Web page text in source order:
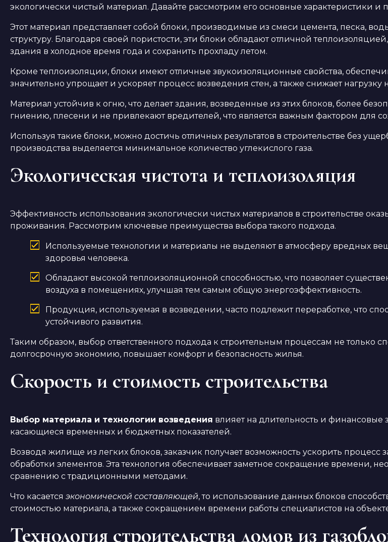
экологически чистый материал. Давайте рассмотрим его основные характеристики и
Этот материал представляет собой блоки, производимые из смеси цемента, песка,
структуру. Благодаря своей пористости, эти блоки обладают отличной
здания в холодное время года и сохранить прохладу летом.
Кроме теплоизоляции, блоки имеют отличные звукоизоляционные свойства,
значительно упрощает и ускоряет процесс возведения стен, а также снижает
Материал устойчив к огню, что делает здания, возведенные из этих блоков, более
гниению, плесени и не привлекают вредителей, что является важным фактором для
Используя такие блоки, можно достичь отличных результатов в строительстве без
производства выделяется минимальное количество углекислого газа.
Экологическая чистота и теплоизоляция
Эффективность использования экологически чистых материалов в строительстве
проживания. Рассмотрим ключевые преимущества выбора такого подхода.
Используемые технологии и материалы не выделяют в атмосферу вредных
здоровья человека.
Обладают высокой теплоизоляционной способностью, что позволяет
воздуха в помещениях, улучшая тем самым общую энергоэффективность.
Продукция, используемая в возведении, часто подлежит переработке, что
устойчивого развития.
Таким образом, выбор ответственного подхода к строительным процессам не только
долгосрочную экономию, повышает комфорт и безопасность жилья.
Скорость и стоимость строительства
Выбор материала и технологии возведения влияет на длительность и
касающиеся временных и бюджетных показателей.
Возводя жилище из легких блоков, заказчик получает возможность ускорить
обработки элементов. Эта технология обеспечивает заметное сокращение времени,
сравнению с традиционными методами.
Что касается экономической составляющей, то использование данных блоков
стоимостью материала, а также сокращением времени работы специалистов на
Технология строительства домов из